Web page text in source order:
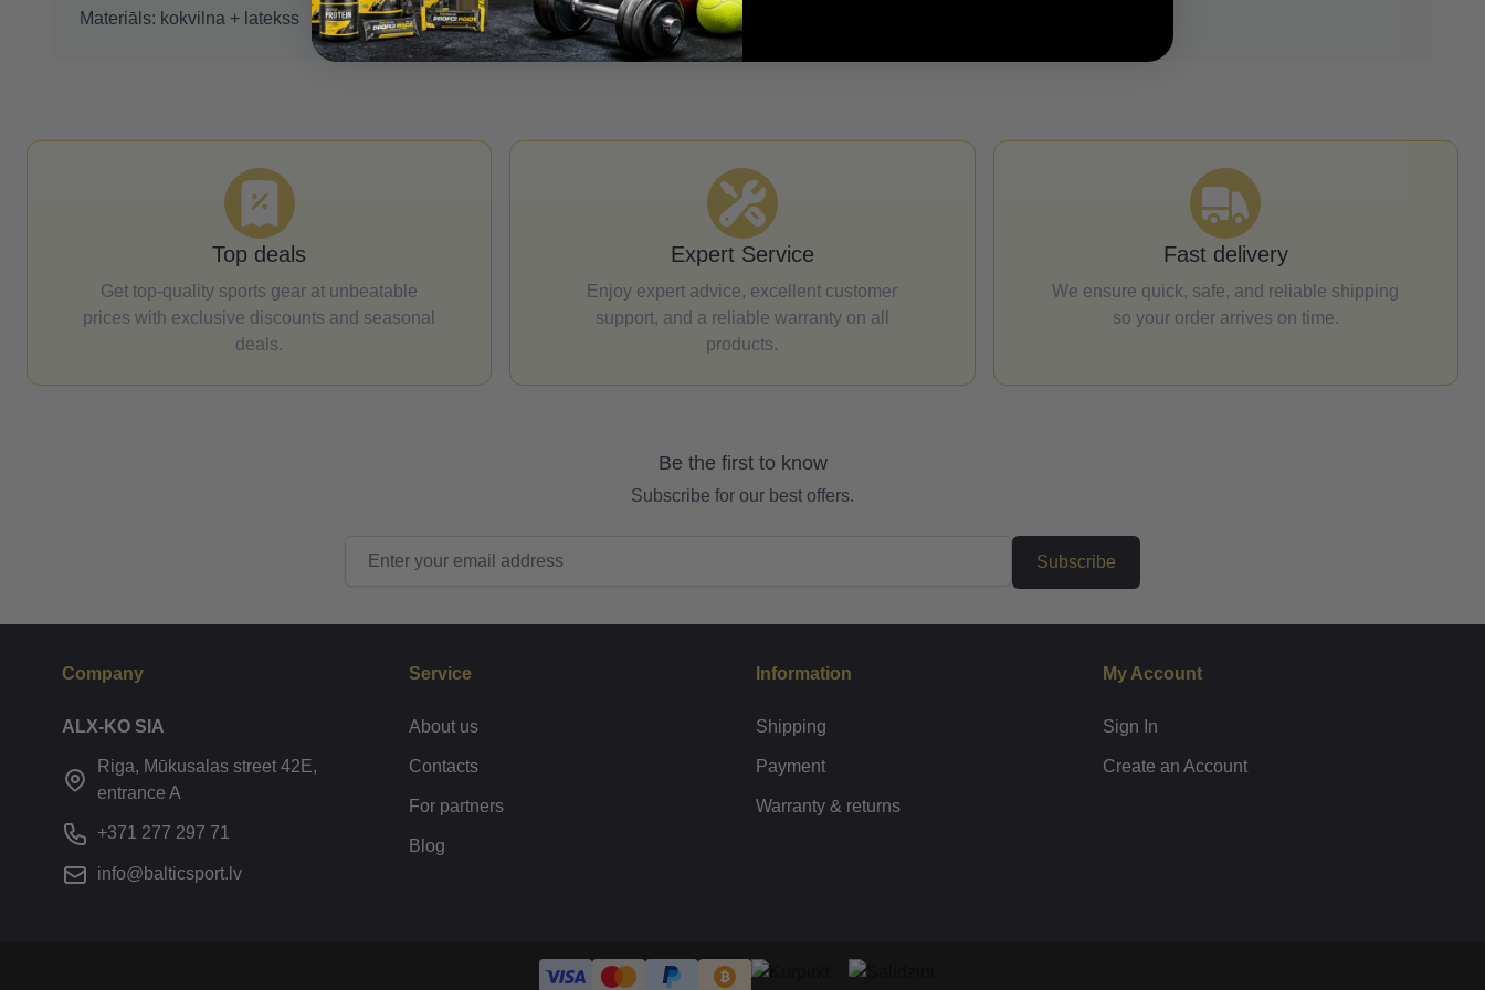
Materiāls: kokvilna + latekss
Top deals
Get top-quality sports gear at unbeatable
prices with exclusive discounts and seasonal
deals.
Expert Service
Enjoy expert advice, excellent customer
support, and a reliable warranty on all
products.
Fast delivery
We ensure quick, safe, and reliable shipping
so your order arrives on time.
Be the first to know
Subscribe for our best offers.
Subscribe
Company
ALX-KO SIA
Riga, Mūkusalas street 42E,
entrance A
+371 277 297 71
info@balticsport.lv
Service
About us
Contacts
For partners
Blog
Information
Shipping
Payment
Warranty & returns
My Account
Sign In
Create an Account